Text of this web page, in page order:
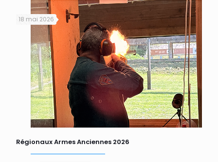
18 mai 2026
Régionaux Armes Anciennes 2026